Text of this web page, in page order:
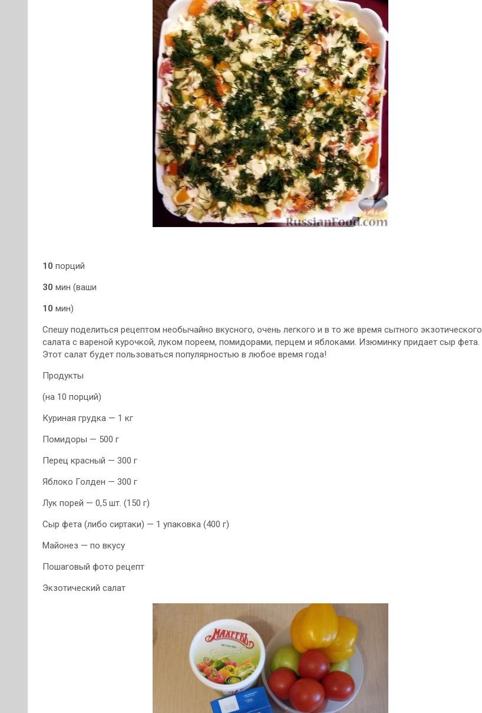
10 порций
30 мин (ваши
10 мин)
Спешу поделиться рецептом необычайно вкусного, очень легкого и в то же время сытного экзотического
салата с вареной курочкой, луком пореем, помидорами, перцем и яблоками. Изюминку придает сыр фета.
Этот салат будет пользоваться популярностью в любое время года!
Продукты
(на 10 порций)
Куриная грудка — 1 кг
Помидоры — 500 г
Перец красный — 300 г
Яблоко Голден — 300 г
Лук порей — 0,5 шт. (150 г)
Сыр фета (либо сиртаки) — 1 упаковка (400 г)
Майонез — по вкусу
Пошаговый фото рецепт
Экзотический салат